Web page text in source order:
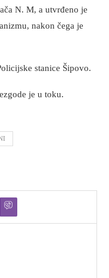
N. M, a utvrđeno je
nakon čega je
stanice Šipovo.
je u toku.